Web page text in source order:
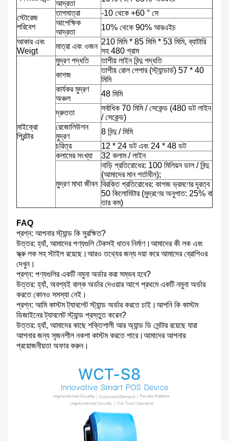
আদ্রতা
স্টোরেজ
পরিবেশ
তাপমাত্রা
-10 থেকে +60 ° সে
আপেক্ষিক
আদ্রতা
10% থেকে 90% আরএইচ
আকার এবং
Weigt
মাত্রা এবং ওজন
210 মিমি * 85 মিমি * 53 মিমি, ব্যাটারি
সহ 480 গ্রাম
মাইক্রো
প্রিন্টার
মুদ্রণ পদ্ধতি
তাপীয় লাইন বিন্দু পদ্ধতি
কাগজ
তাপীয় রোল পেপার (স্ট্যান্ডার্ড) 57 * 40
মিমি
কার্যকর মুদ্রণ
অঞ্চল
48 মিমি
দ্রুততা
সর্বাধিক 70 মিমি / সেকেন্ড (480 ডট লাইন
/ সেকেন্ড)
রেজোলিউশন
মুদ্রণ
8 বিন্দু / মিমি
চরিত্র
12 * 24 ডট এবং 24 * 48 ডট
কলামের সংখ্যা
32 কলাম / লাইন
মুদ্রণ মাথা জীবন
নাড়ি প্রতিরোধের: 100 মিলিয়ন ডাল / বিন্দু
(আমাদের মান শর্তাধীন);
বিরক্তি প্রতিরোধের: কাগজ ভ্রমণের দূরত্ব
50 কিলোমিটার (মুদ্রণের অনুপাত: 25% বা
তার কম)
FAQ
প্রশ্ন: আপনার স্ট্যান্ড কি সুরক্ষিত?
উত্তর: হ্যাঁ, আমাদের পণ্যগুলি টেকসই ধাতব নির্মাণ।আমাদের কী লক এবং
স্ক্রু লক সহ স্টাইল রয়েছে।আরও তথ্যের জন্য দয়া করে আমাদের ব্রোশিওর
দেখুন।
প্রশ্ন: পণ্যগুলির একটি নমুনা অর্ডার করা সম্ভব হবে?
উত্তর: হ্যাঁ, অবশ্যই বাল্ক অর্ডার দেওয়ার আগে প্রথমে একটি নমুনা অর্ডার
করতে কোনও সমস্যা নেই।
প্রশ্ন: আমি কাস্টম ট্যাবলেট স্ট্যান্ড অর্ডার করতে চাই।আপনি কি কাস্টম
ডিজাইনের ট্যাবলেট স্ট্যান্ড প্রস্তুত করেন?
উত্তর: হ্যাঁ, আমাদের কাছে শক্তিশালী আর অ্যান্ড ডি সেন্টার রয়েছে যারা
আপনার জন্য সৃজনশীল নকশা কাস্টম করতে পারে।আমাদের আপনার
প্রয়োজনীয়তা অফার করুন।